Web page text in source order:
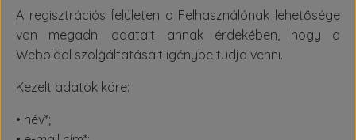
A regisztrációs felületen a Felhasználónak lehetősége
van megadni adatait annak érdekében, hogy a
Weboldal szolgáltatásait igénybe tudja venni.
Kezelt adatok köre:
• név*;